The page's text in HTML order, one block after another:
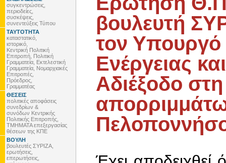
συγκεντρώσεις,
περιοδείες,
συσκέψεις,
συνεντεύξεις Τύπου
ΤΑΥΤΟΤΗΤΑ
καταστατικό,
ιστορικό,
Κεντρική Πολιτική
Επιτροπή, Πολιτική
Γραμματεία, Εκτελεστική
Γραμματεία, Νομαρχιακές
Επιτροπές,
Πρόεδρος,
Γραμματέας
ΘΕΣΕΙΣ
πολιτικές αποφάσεις
συνεδρίων &
συνόδων Κεντρικής
Πολιτικής Επιτροπής,
ΤΜΗΜΑΤΑ επεξεργασίας
θέσεων της ΚΠΕ
ΒΟΥΛΗ
βουλευτές ΣΥΡΙΖΑ,
ερωτήσεις,
επερωτήσεις,
βουλευτή
τον Υπουργό
Ενέργειας
Αδιέξοδο